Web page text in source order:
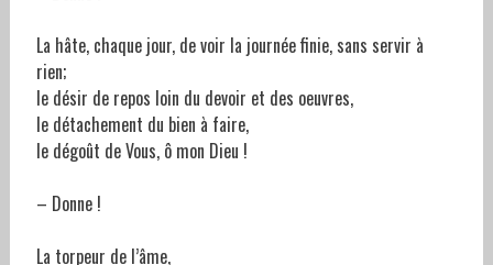
La hâte, chaque jour, de voir la journée finie, sans servir à
rien;
le désir de repos loin du devoir et des oeuvres,
le détachement du bien à faire,
le dégoût de Vous, ô mon Dieu !
– Donne !
La torpeur de l’âme,